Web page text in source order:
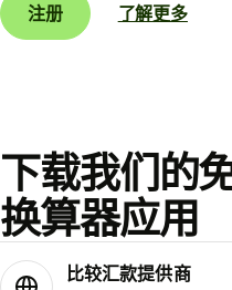
注册
了解更多
下载我们的
换算器应用
比较汇款提供商